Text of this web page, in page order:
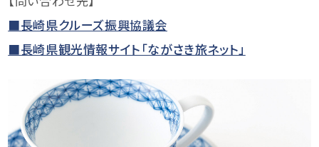
■長崎県クルーズ振興協議会
■長崎県観光情報サイト「ながさき旅ネット」